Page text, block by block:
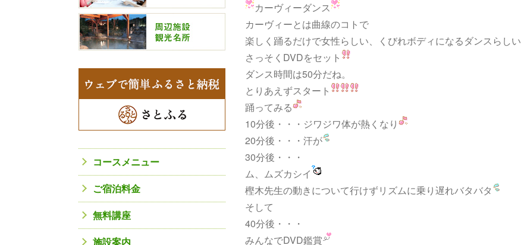
カーヴィーダンス
カーヴィーとは曲線のコトで
楽しく踊るだけで女性らしい、くびれボディになるダンスらしい
さっそくDVDをセット
ダンス時間は50分だね。
とりあえずスタート
踊ってみる
10分後・・・ジワジワ体が熱くなり
20分後・・・汗が
30分後・・・
ム、ムズカシイ
樫木先生の動きについて行けずリズムに乗り遅れバタバタ
そして
40分後・・・
みんなでDVD鑑賞
コースメニュー
ご宿泊料金
無料講座
施設案内